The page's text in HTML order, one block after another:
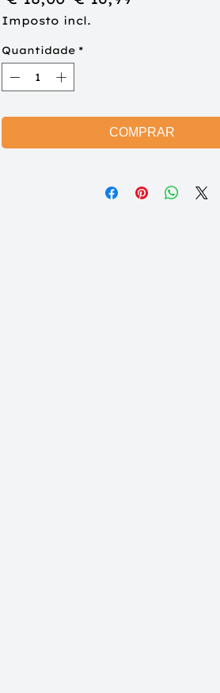
normal
Imposto incl.
Quantidade *
COMPRAR